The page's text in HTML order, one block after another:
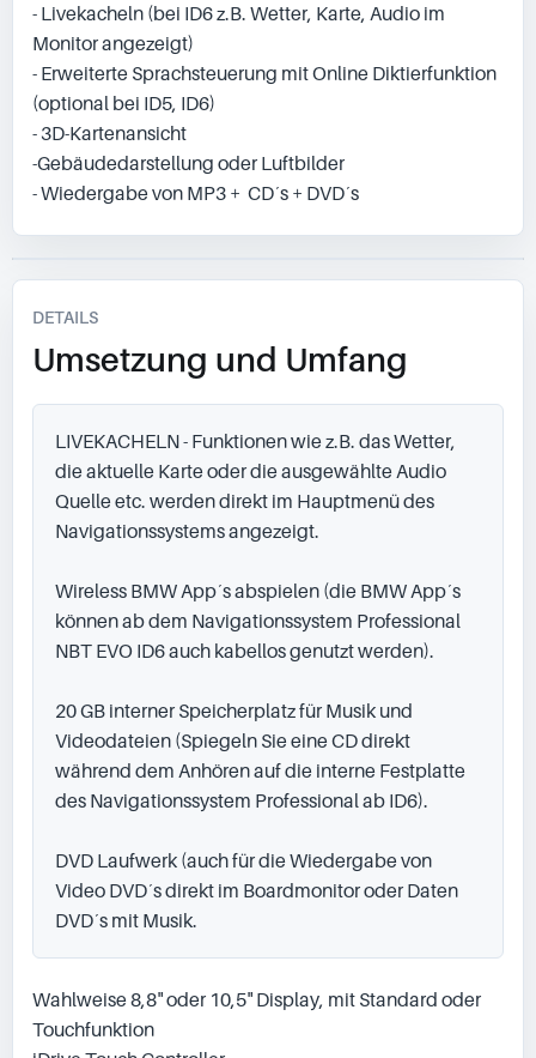
- Livekacheln (bei ID6 z.B. Wetter, Karte, Audio im
Monitor angezeigt)
- Erweiterte Sprachsteuerung mit Online Diktierfunktion
(optional bei ID5, ID6)
- 3D-Kartenansicht
-Gebäudedarstellung oder Luftbilder
- Wiedergabe von MP3 + CD´s + DVD´s
DETAILS
Umsetzung und Umfang
LIVEKACHELN - Funktionen wie z.B. das Wetter,
die aktuelle Karte oder die ausgewählte Audio
Quelle etc. werden direkt im Hauptmenü des
Navigationssystems angezeigt.
Wireless BMW App´s abspielen (die BMW App´s
können ab dem Navigationssystem Professional
NBT EVO ID6 auch kabellos genutzt werden).
20 GB interner Speicherplatz für Musik und
Videodateien (Spiegeln Sie eine CD direkt
während dem Anhören auf die interne Festplatte
des Navigationssystem Professional ab ID6).
DVD Laufwerk (auch für die Wiedergabe von
Video DVD´s direkt im Boardmonitor oder Daten
DVD´s mit Musik.
Wahlweise 8,8" oder 10,5" Display, mit Standard oder
Touchfunktion